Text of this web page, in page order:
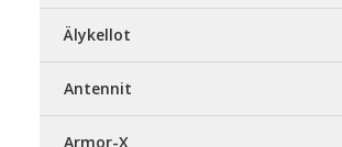
Älykellot
Antennit
Armor-X